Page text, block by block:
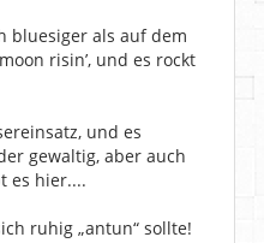
bluesiger als auf dem
risin’, und es rockt
und es
gewaltig, aber auch
es hier....
ruhig „antun“ sollte!